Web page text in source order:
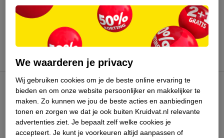
augustus 2026.
Kruidvat Club
Klantenservice
We waarderen je privacy
Wij gebruiken cookies om je de beste online ervaring te
bieden en om onze website persoonlijker en makkelijker te
maken. Zo kunnen we jou de beste acties en aanbiedingen
tonen en zorgen we dat je ook buiten Kruidvat.nl relevante
advertenties ziet. Je bepaalt zelf welke cookies je
accepteert. Je kunt je voorkeuren altijd aanpassen of